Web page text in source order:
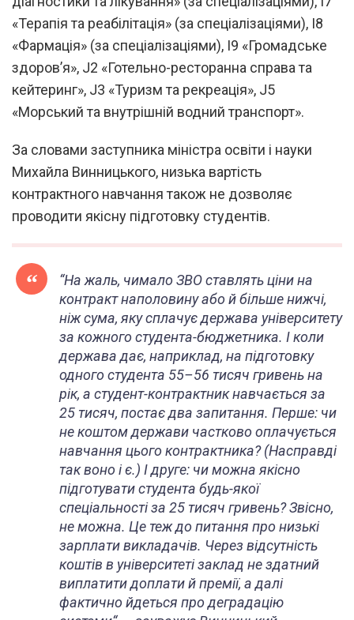
«Терапія та реабілітація» (за спеціалізаціями), I8
«Фармація» (за спеціалізаціями), I9 «Громадське
здоров’я», J2 «Готельно-ресторанна справа та
кейтеринг», J3 «Туризм та рекреація», J5
«Морський та внутрішній водний транспорт».
За словами заступника міністра освіти і науки
Михайла Винницького, низька вартість
контрактного навчання також не дозволяє
проводити якісну підготовку студентів.
“На жаль, чимало ЗВО ставлять ціни на
контракт наполовину або й більше нижчі,
ніж сума, яку сплачує держава університету
за кожного студента-бюджетника. І коли
держава дає, наприклад, на підготовку
одного студента 55–56 тисяч гривень на
рік, а студент-контрактник навчається за
25 тисяч, постає два запитання. Перше: чи
не коштом держави частково оплачується
навчання цього контрактника? (Насправді
так воно і є.) І друге: чи можна якісно
підготувати студента будь-якої
спеціальності за 25 тисяч гривень? Звісно,
не можна. Це теж до питання про низькі
зарплати викладачів. Через відсутність
коштів в університеті заклад не здатний
виплатити доплати й премії, а далі
фактично йдеться про деградацію